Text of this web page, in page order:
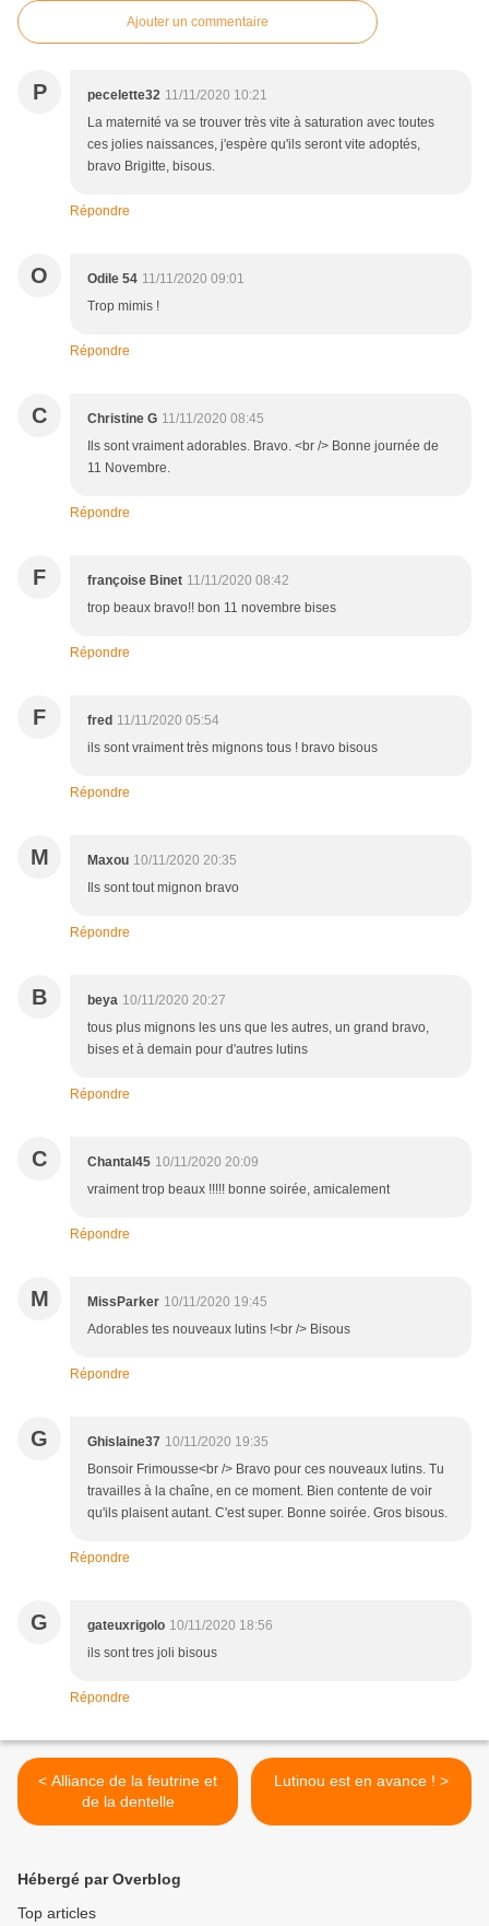
Ajouter un commentaire
P pecelette32 11/11/2020 10:21
La maternité va se trouver très vite à saturation avec toutes
ces jolies naissances, j'espère qu'ils seront vite adoptés,
bravo Brigitte, bisous.
Répondre
O Odile 54 11/11/2020 09:01
Trop mimis !
Répondre
C Christine G 11/11/2020 08:45
Ils sont vraiment adorables. Bravo. <br /> Bonne journée de
11 Novembre.
Répondre
F françoise Binet 11/11/2020 08:42
trop beaux bravo!! bon 11 novembre bises
Répondre
F fred 11/11/2020 05:54
ils sont vraiment très mignons tous ! bravo bisous
Répondre
M Maxou 10/11/2020 20:35
Ils sont tout mignon bravo
Répondre
B beya 10/11/2020 20:27
tous plus mignons les uns que les autres, un grand bravo,
bises et à demain pour d'autres lutins
Répondre
C Chantal45 10/11/2020 20:09
vraiment trop beaux !!!!! bonne soirée, amicalement
Répondre
M MissParker 10/11/2020 19:45
Adorables tes nouveaux lutins !<br /> Bisous
Répondre
G Ghislaine37 10/11/2020 19:35
Bonsoir Frimousse<br /> Bravo pour ces nouveaux lutins. Tu
travailles à la chaîne, en ce moment. Bien contente de voir
qu'ils plaisent autant. C'est super. Bonne soirée. Gros bisous.
Répondre
G gateuxrigolo 10/11/2020 18:56
ils sont tres joli bisous
Répondre
< Alliance de la feutrine et
de la dentelle
Lutinou est en avance ! >
Hébergé par Overblog
Top articles